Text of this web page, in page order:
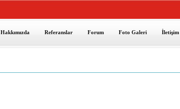
Hakkımızda Referanslar Forum Foto Galeri İletişim